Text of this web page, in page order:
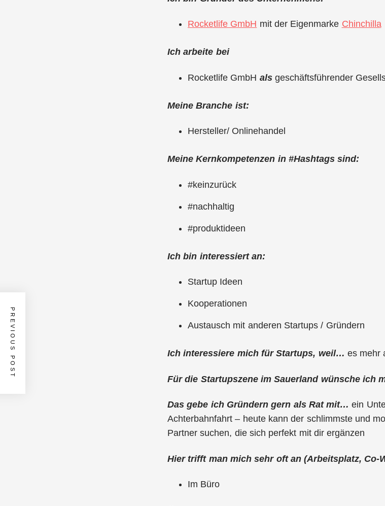
Rocketlife GmbH mit der Eigenmarke Chinchilla
Ich arbeite bei
Rocketlife GmbH alsgeschäftsführender
Meine Branche ist:
Hersteller/ Onlinehandel
Meine Kernkompetenzen in #Hashtags sind:
#keinzurück
#nachhaltig
#produktideen
Ich bin interessiert an:
Startup Ideen
Kooperationen
Austausch mit anderen Startups / Gründern
Ich interessiere mich für Startups, weil… es mehr
Für die Startupszene im Sauerland wünsche ich
Das gebe ich Gründern gern als Rat mit… ein
Achterbahnfahrt – heute kann der schlimmste und
Partner suchen, die sich perfekt mit dir ergänzen
Hier trifft man mich sehr oft an (Arbeitsplatz, Co-
Im Büro
PREVIOUS POST